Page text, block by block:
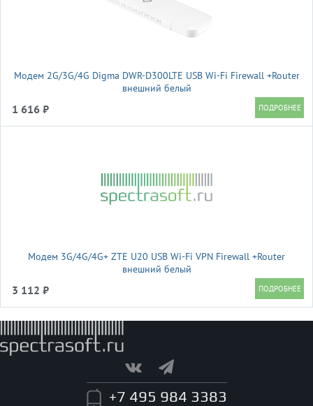
Модем 2G/3G/4G Digma DWR-D300LTE USB Wi-Fi Firewall +Router
внешний белый
1 616 ₽
Модем 3G/4G/4G+ ZTE U20 USB Wi-Fi VPN Firewall +Router
внешний белый
3 112 ₽
+7 495 984 3383